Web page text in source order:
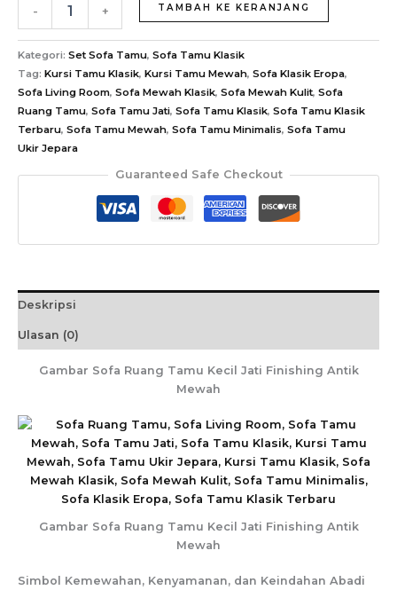
-
Sofa
Ruang
Tamu
Kecil
Jati
Finishing
Antik
+ TAMBAH KE KERANJANG
Kategori: Set Sofa Tamu, Sofa Tamu Klasik
Tag: Kursi Tamu Klasik, Kursi Tamu Mewah, Sofa Klasik Eropa,
Sofa Living Room, Sofa Mewah Klasik, Sofa Mewah Kulit, Sofa
Ruang Tamu, Sofa Tamu Jati, Sofa Tamu Klasik, Sofa Tamu Klasik
Terbaru, Sofa Tamu Mewah, Sofa Tamu Minimalis, Sofa Tamu
Ukir Jepara
Guaranteed Safe Checkout
Deskripsi
Ulasan (0)
Gambar Sofa Ruang Tamu Kecil Jati Finishing Antik
Mewah
Gambar Sofa Ruang Tamu Kecil Jati Finishing Antik
Mewah
Simbol Kemewahan, Kenyamanan, dan Keindahan Abadi